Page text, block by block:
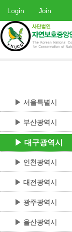
Login Join
▶ 서울특별시
▶ 부산광역시
▶ 대구광역시
▶ 인천광역시
▶ 대전광역시
▶ 광주광역시
▶ 울산광역시